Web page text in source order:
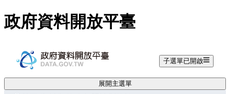
跳至主要內容
政府資料開放平臺
子選單已開啟
展開主選單